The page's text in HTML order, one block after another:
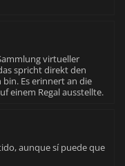
virtueller
spricht direkt den
bin. Es erinnert an die
einem Regal ausstellte.
aunque sí puede que